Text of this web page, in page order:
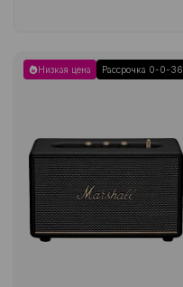
Низкая цена Рассрочка 0-0-36